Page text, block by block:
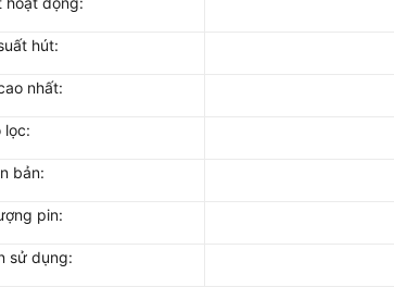
hút:
nhất:
lọc:
bản:
pin:
sử dụng: